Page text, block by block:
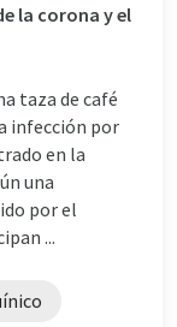
la corona y el
taza de café
infección por
en la
una
por el
...